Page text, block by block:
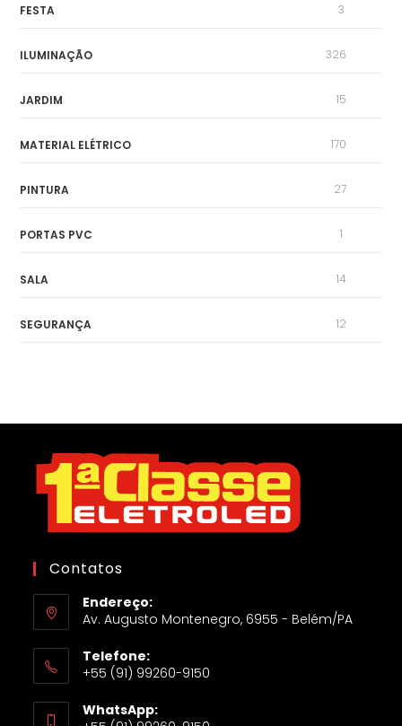
FESTA 3
ILUMINAÇÃO 326
JARDIM 15
MATERIAL ELÉTRICO 170
PINTURA 27
PORTAS PVC 1
SALA 14
SEGURANÇA 12
Contatos
Endereço:
Av. Augusto Montenegro, 6955 - Belém/PA
Telefone:
+55 (91) 99260-9150
WhatsApp: